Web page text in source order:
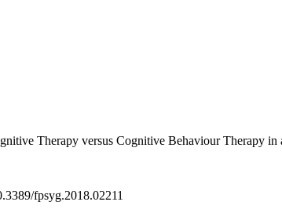
Therapy versus Cognitive Behaviour Therapy in
fpsyg.2018.02211